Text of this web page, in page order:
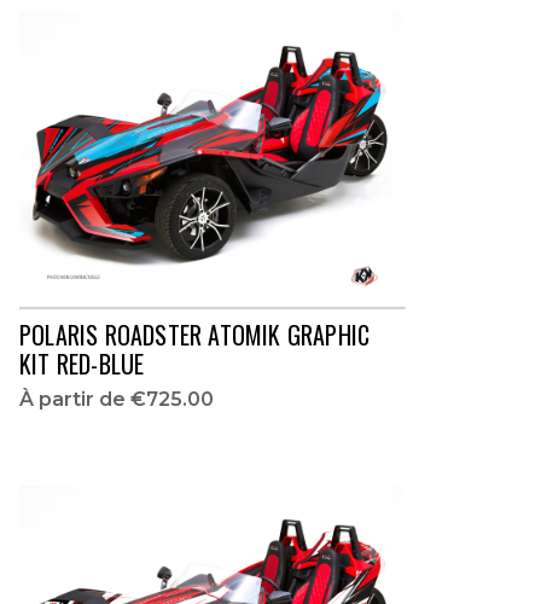
POLARIS ROADSTER ATOMIK GRAPHIC
KIT RED-BLUE
À partir de €725.00